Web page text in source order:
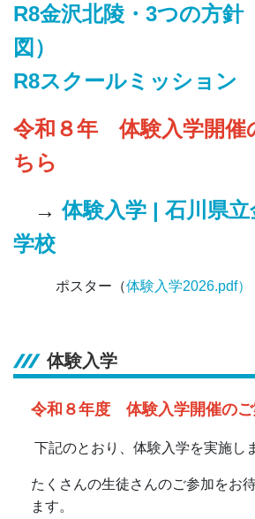
R8金沢北陵・3つの方針
図）
R8スクールミッション
令和８年 体験入学開催
ちら
→体験入学 | 石川県
学校
ポスター（体験入学2026.pdf）
体験入学
令和８年度 体験入学開催のご
下記のとおり、体験入学を実施し
たくさんの生徒さんのご参加をお
ます。